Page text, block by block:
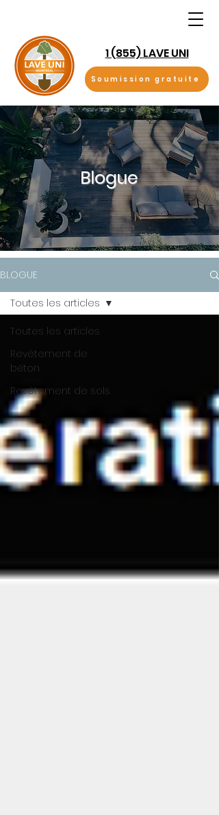
Soumission gratuite
1 (855) LAVE UNI
Blogue
BLOGUE
Toutes les articles
Revêtement de
béton
Revêtement de sols
Toutes les articles